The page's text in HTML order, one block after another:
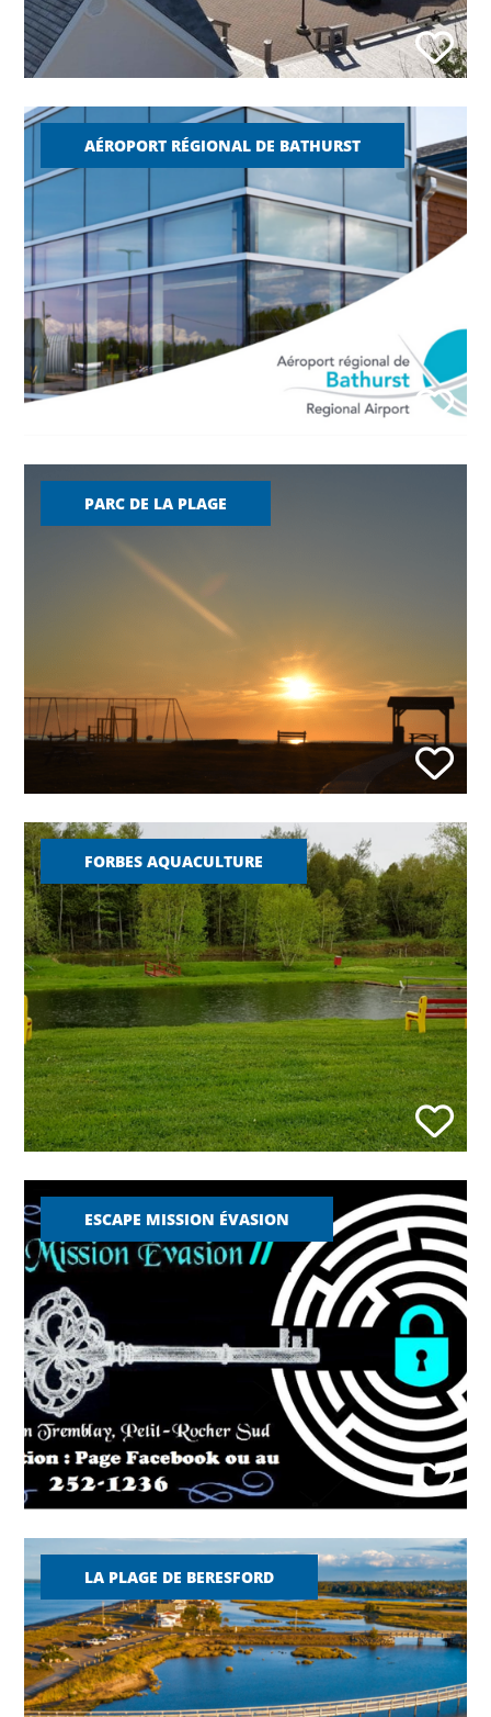
AÉROPORT RÉGIONAL DE BATHURST
PARC DE LA PLAGE
FORBES AQUACULTURE
ESCAPE MISSION ÉVASION
LA PLAGE DE BERESFORD